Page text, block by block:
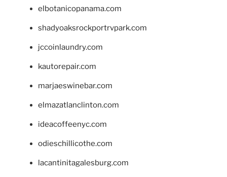
elbotanicopanama.com
shadyoaksrockportrvpark.com
jccoinlaundry.com
kautorepair.com
marjaeswinebar.com
elmazatlanclinton.com
ideacoffeenyc.com
odieschillicothe.com
lacantinitagalesburg.com